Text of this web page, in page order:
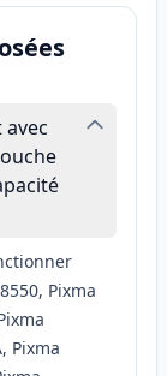
Pixma
Pixma